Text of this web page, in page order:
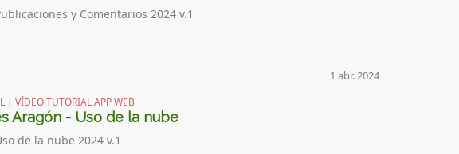
y Comentarios 2024 v.1
1 abr. 2024
| VÍDEO TUTORIAL APP WEB
Aragón - Uso de la nube
de la nube 2024 v.1